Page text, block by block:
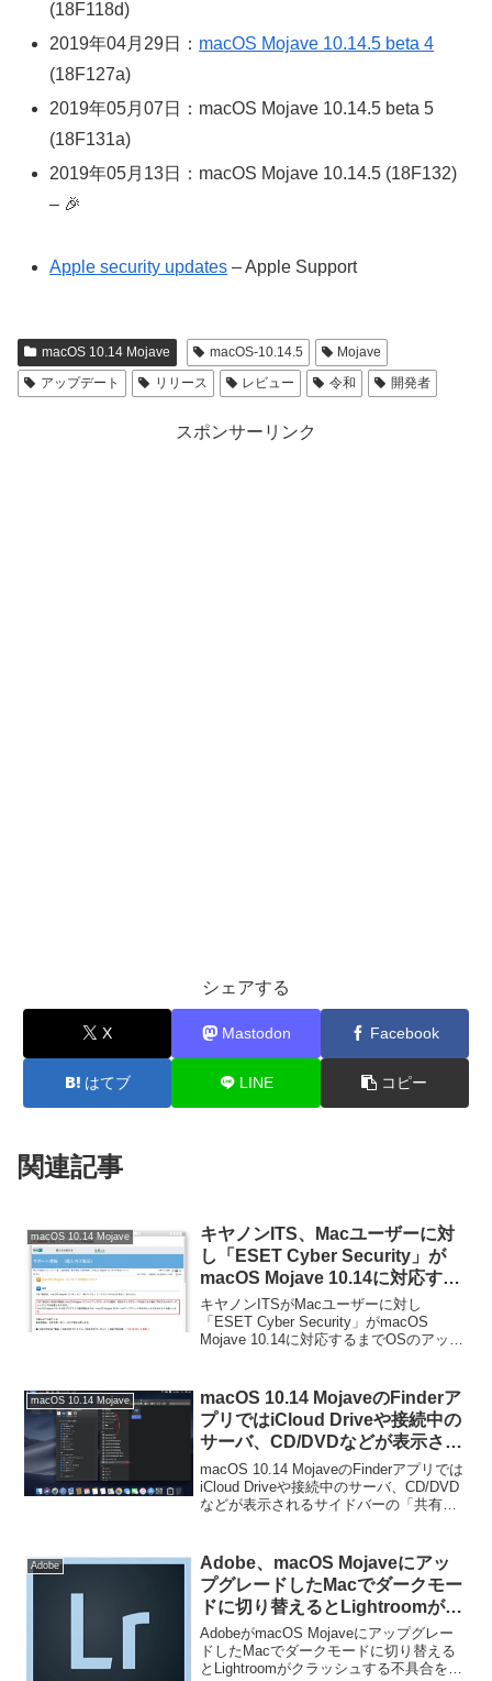
(18F118d)
2019年04月29日： macOS Mojave 10.14.5 beta 4
(18F127a)
2019年05月07日：macOS Mojave 10.14.5 beta 5
(18F131a)
2019年05月13日：macOS Mojave 10.14.5 (18F132)
– 🎉
Apple security updates – Apple Support
macOS 10.14 Mojave macOS-10.14.5
Mojave
アップデート
リリース レビュー 令和 開発者
スポンサーリンク
シェアする
X Mastodon Facebook
はてブ LINE コピー
関連記事
macOS 10.14 Mojave
キヤノンITS、Macユーザーに対
し「ESET Cyber Security」が
macOS Mojave 10.14に対応する
までOSのアップグレードを控え
るように指示。
キヤノンITSがMacユーザーに対し
「ESET Cyber Security」がmacOS
Mojave 10.14に対応するまでOSのアップ
macOS 10.14 Mojave
macOS 10.14 MojaveのFinderア
プリではiCloud Driveや接続中の
サーバ、CD/DVDなどが表示され
るサイドバーの「共有」と「デバ
イス」項目が「場所」項目に統一
される。
macOS 10.14 MojaveのFinderアプリでは
iCloud Driveや接続中のサーバ、CD/DVD
などが表示されるサイドバーの「共有」
Adobe
Adobe、macOS Mojaveにアッ
プグレードしたMacでダークモー
ドに切り替えるとLightroomがク
ラッシュする不具合を
「Lightroom CC 2.0」で修正。
AdobeがmacOS Mojaveにアップグレー
ドしたMacでダークモードに切り替える
とLightroomがクラッシュする不具合を